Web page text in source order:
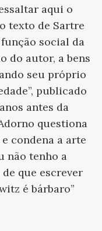
aqui o
texto de Sartre
social da
do autor, a bens
seu próprio
publicado
antes da
questiona
condena a arte
não tenho a
que escrever
é bárbaro”